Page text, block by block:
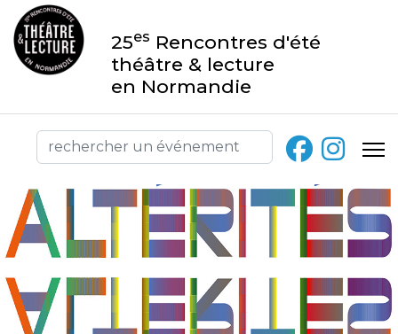
25es Rencontres d'été
théâtre & lecture
en Normandie